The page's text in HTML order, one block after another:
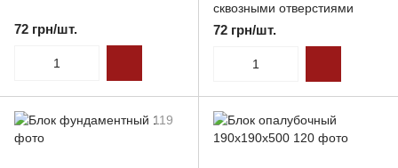
72 грн/шт.
сквозными отверстиями
72 грн/шт.